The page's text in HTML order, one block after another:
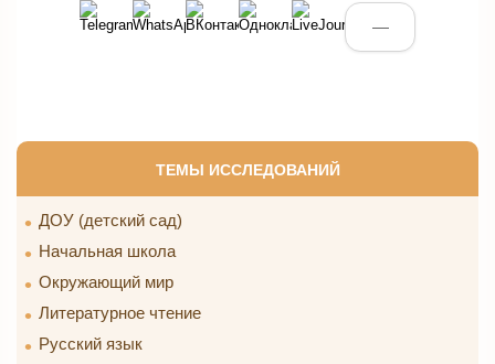
ТЕМЫ ИССЛЕДОВАНИЙ
ДОУ (детский сад)
Начальная школа
Окружающий мир
Литературное чтение
Русский язык
—